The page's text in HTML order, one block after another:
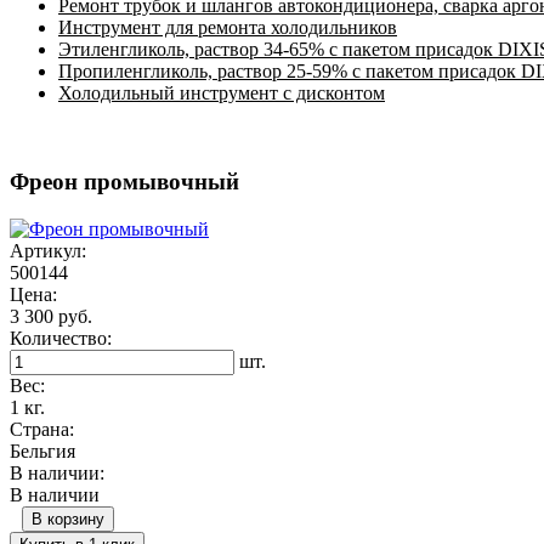
Ремонт трубок и шлангов автокондиционера, сварка
Инструмент для ремонта холодильников
Этиленгликоль, раствор 34-65% с пакетом присадок
Пропиленгликоль, раствор 25-59% с пакетом присадок
Холодильный инструмент с дисконтом
Фреон промывочный
Артикул:
500144
Цена:
3 300 руб.
Количество:
шт.
Вес:
1 кг.
Страна:
Бельгия
В наличии:
В наличии
В корзину